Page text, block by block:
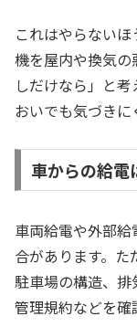
これはやらない
機を屋内や換気
しだけなら」と
おいでも気づきに
車からの給電
車両給電や外部
合があります。た
駐車場の構造、排
管理規約などを確